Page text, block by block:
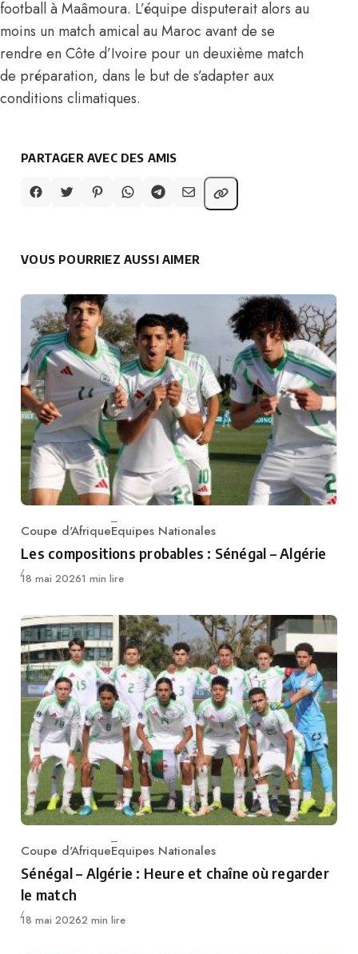
football à Maâmoura. L’équipe disputerait alors au
moins un match amical au Maroc avant de se
rendre en Côte d’Ivoire pour un deuxième match
de préparation, dans le but de s’adapter aux
conditions climatiques.
PARTAGER AVEC DES AMIS
VOUS POURRIEZ AUSSI AIMER
Category
Coupe d'AfriqueEquipes Nationales
Les compositions probables : Sénégal – Algérie
Publié
18 mai 20261 min lire
Category
Coupe d'AfriqueEquipes Nationales
Sénégal – Algérie : Heure et chaîne où regarder
le match
Publié
18 mai 20262 min lire